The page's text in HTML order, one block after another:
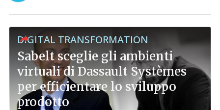
DIGITAL TRANSFORMATION
Sabelt sceglie gli ambienti
virtuali di Dassault Systèmes
per efficientare lo sviluppo
prodotto